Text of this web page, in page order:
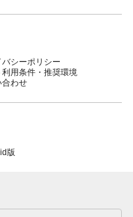
バシーポリシー
利用条件・推奨環境
合わせ
版